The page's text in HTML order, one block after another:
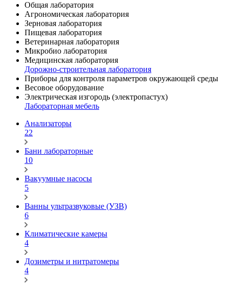
Общая лаборатория
Агрономическая лаборатория
Зерновая лаборатория
Пищевая лаборатория
Ветеринарная лаборатория
Микробио лаборатория
Медицинская лаборатория
Дорожно-строительная лаборатория
Приборы для контроля параметров окружающей среды
Весовое оборудование
Электрическая изгородь (электропастух)
Лабораторная мебель
Анализаторы
22
Бани лабораторные
10
Вакуумные насосы
5
Ванны ультразвуковые (УЗВ)
6
Климатические камеры
4
Дозиметры и нитратомеры
4